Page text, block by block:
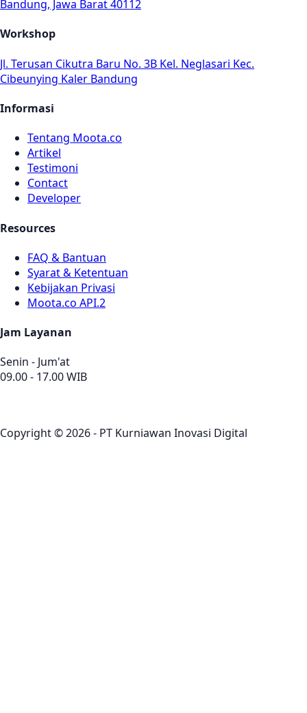
Bandung, Jawa Barat 40112
Workshop
Jl. Terusan Cikutra Baru No. 3B Kel. Neglasari Kec.
Cibeunying Kaler Bandung
Informasi
Tentang Moota.co
Artikel
Testimoni
Contact
Developer
Resources
FAQ & Bantuan
Syarat & Ketentuan
Kebijakan Privasi
Moota.co API.2
Jam Layanan
Senin - Jum'at
09.00 - 17.00 WIB
Copyright © 2026 - PT Kurniawan Inovasi Digital